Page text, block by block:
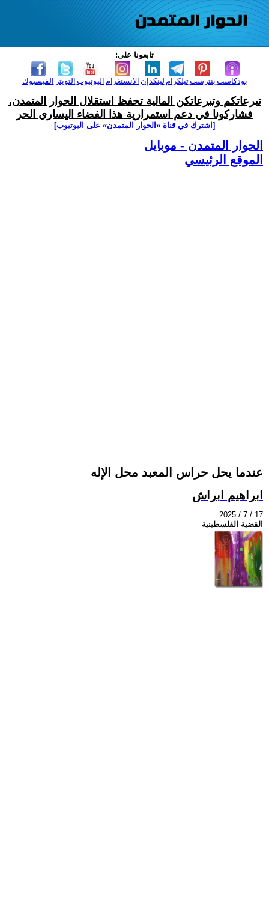
تابعونا على:
الفيسبوك التويتر اليوتيوب الانستغرام لينكدإن تيلكرامبنترست بودكاست
تبرعاتكم وتبرعاتكن المالية تحفظ استقلال الحوار المتمدن،
فشاركونا في دعم استمرارية هذا الفضاء اليساري الحر
[اشترك في قناة ‫«الحوار المتمدن» على اليوتيوب]
الحوار المتمدن - موبايل
الموقع الرئيسي
عندما يحل حراس المعبد محل الإله
ابراهيم ابراش
2025 / 7 / 17
القضية الفلسطينية